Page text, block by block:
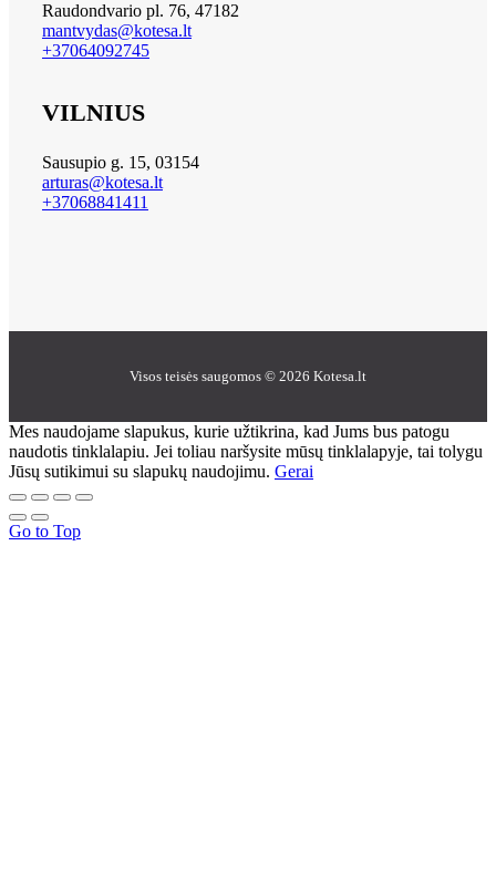
Raudondvario pl. 76, 47182
mantvydas@kotesa.lt
+37064092745
VILNIUS
Sausupio g. 15, 03154
arturas@kotesa.lt
+37068841411
Visos teisės saugomos © 2026 Kotesa.lt
Mes naudojame slapukus, kurie užtikrina, kad Jums bus patogu
naudotis tinklalapiu. Jei toliau naršysite mūsų tinklalapyje, tai tolygu
Jūsų sutikimui su slapukų naudojimu. Gerai
Go to Top